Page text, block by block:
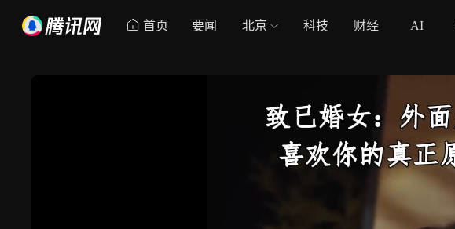
首页 要闻 北京 科技 财经 AI